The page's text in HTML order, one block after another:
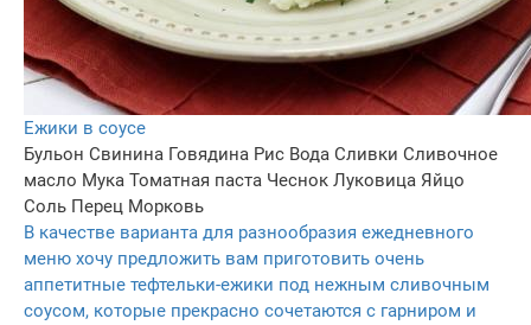
Ежики в соусе
Бульон Свинина Говядина Рис Вода Сливки Сливочное
масло Мука Томатная паста Чеснок Луковица Яйцо
Соль Перец Морковь
В качестве варианта для разнообразия ежедневного
меню хочу предложить вам приготовить очень
аппетитные тефтельки-ежики под нежным сливочным
соусом, которые прекрасно сочетаются с гарниром и